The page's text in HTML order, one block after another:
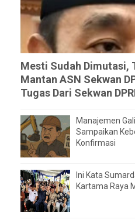
Mesti Sudah Dimutasi,
Mantan ASN Sekwan
Tugas Dari Sekwan
Manajemen
Sampaikan
Konfirmasi
Ini Kata
Kartama Raya